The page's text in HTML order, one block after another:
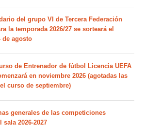
del grupo VI de Tercera Federación
la temporada 2026/27 se sorteará el
de agosto
de Entrenador de fútbol Licencia UEFA
en noviembre 2026 (agotadas las
curso de septiembre)
generales de las competiciones
2026-2027